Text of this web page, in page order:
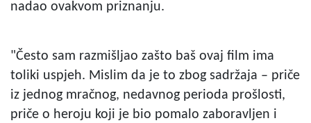
nadao ovakvom priznanju.
"Često sam razmišljao zašto baš ovaj film ima
toliki uspjeh. Mislim da je to zbog sadržaja – priče
iz jednog mračnog, nedavnog perioda prošlosti,
priče o heroju koji je bio pomalo zaboravljen i